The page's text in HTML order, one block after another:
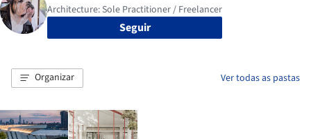
Seguir
Organizar Ver todas as pastas